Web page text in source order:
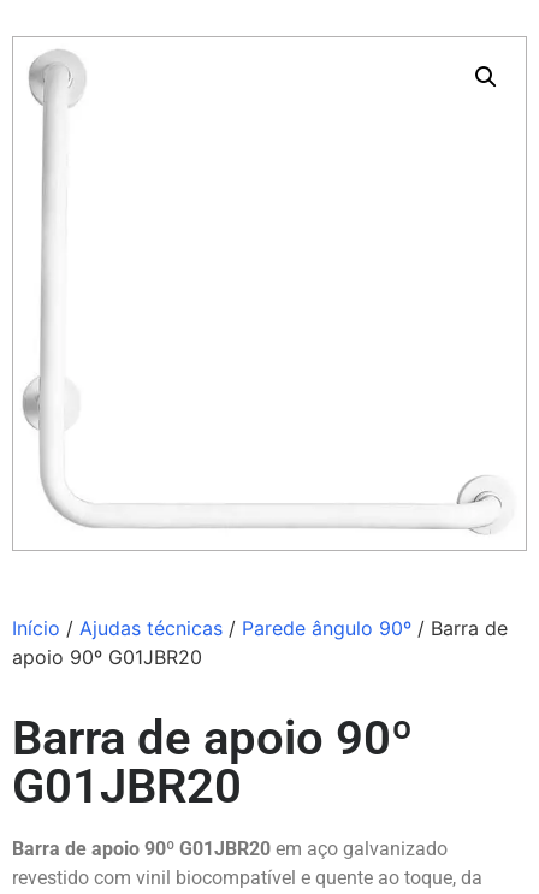
Início / Ajudas técnicas / Parede ângulo 90º / Barra de
apoio 90º G01JBR20
Barra de apoio 90º
G01JBR20
Barra de apoio 90º G01JBR20 em aço galvanizado
revestido com vinil biocompatível e quente ao toque, da